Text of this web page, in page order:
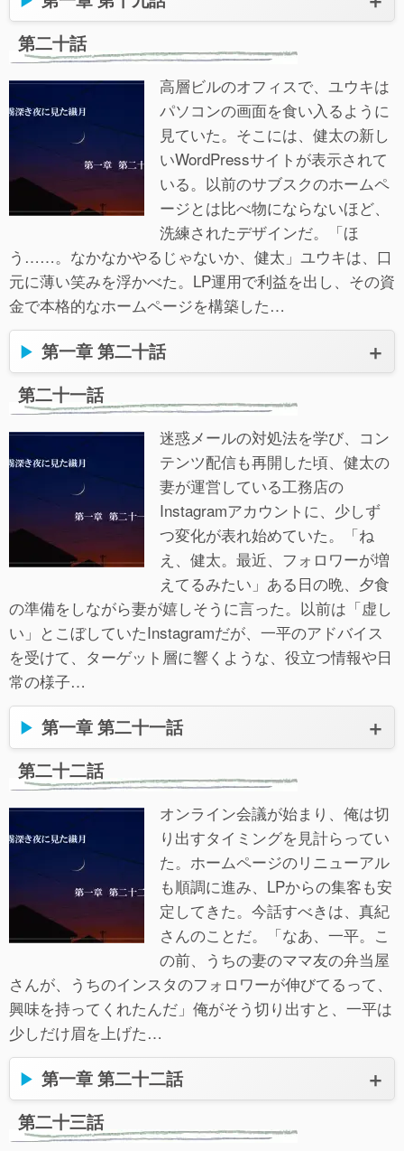
第二十話
高層ビルのオフィスで、ユウキは
パソコンの画面を食い入るように
見ていた。そこには、健太の新し
いWordPressサイトが表示されて
いる。以前のサブスクのホームペ
ージとは比べ物にならないほど、
洗練されたデザインだ。「ほ
う……。なかなかやるじゃないか、健太」ユウキは、口
元に薄い笑みを浮かべた。LP運用で利益を出し、その資
金で本格的なホームページを構築した…
第一章 第二十話
第二十一話
迷惑メールの対処法を学び、コン
テンツ配信も再開した頃、健太の
妻が運営している工務店の
Instagramアカウントに、少しず
つ変化が表れ始めていた。「ね
え、健太。最近、フォロワーが増
えてるみたい」ある日の晩、夕食
の準備をしながら妻が嬉しそうに言った。以前は「虚し
い」とこぼしていたInstagramだが、一平のアドバイス
を受けて、ターゲット層に響くような、役立つ情報や日
常の様子…
第一章 第二十一話
第二十二話
オンライン会議が始まり、俺は切
り出すタイミングを見計らってい
た。ホームページのリニューアル
も順調に進み、LPからの集客も安
定してきた。今話すべきは、真紀
さんのことだ。「なあ、一平。こ
の前、うちの妻のママ友の弁当屋
さんが、うちのインスタのフォロワーが伸びてるって、
興味を持ってくれたんだ」俺がそう切り出すと、一平は
少しだけ眉を上げた…
第一章 第二十二話
第二十三話